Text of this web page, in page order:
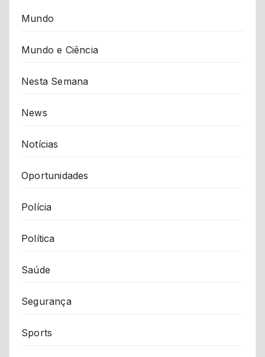
Mundo
Mundo e Ciência
Nesta Semana
News
Notícias
Oportunidades
Polícia
Política
Saúde
Segurança
Sports